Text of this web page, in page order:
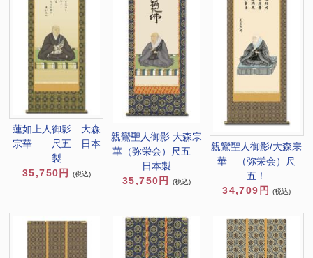
蓮如上人御影 大森
宗華 尺五 日本
製
35,750円
(税込)
親鸞聖人御影 大森宗
華（弥栄会）尺五
日本製
35,750円
(税込)
親鸞聖人御影/大森宗
華 （弥栄会）尺
五！
34,709円
(税込)